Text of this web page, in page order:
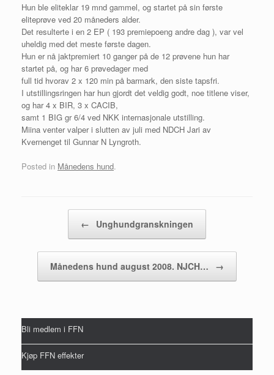
Hun ble eliteklar 19 mnd gammel, og startet på sin første
eliteprøve ved 20 måneders alder.
Det resulterte i en 2 EP ( 193 premiepoeng andre dag ), var vel
uheldig med det meste første dagen.
Hun er nå jaktpremiert 10 ganger på de 12 prøvene hun har
startet på, og har 6 prøvedager med
full tid hvorav 2 x 120 min på barmark, den siste tapsfri.
I utstillingsringen har hun gjordt det veldig godt, noe titlene viser,
og har 4 x BIR, 3 x CACIB,
samt 1 BIG gr 6/4 ved NKK internasjonale utstilling.
Miina venter valper i slutten av juli med NDCH Jari av
Kvernenget til Gunnar N Lyngroth.
Posted in Månedens hund.
← Unghundgranskningen
Månedens hund august 2008. NJCH… →
Bli medlem i FFN
Kjøp FFN effekter